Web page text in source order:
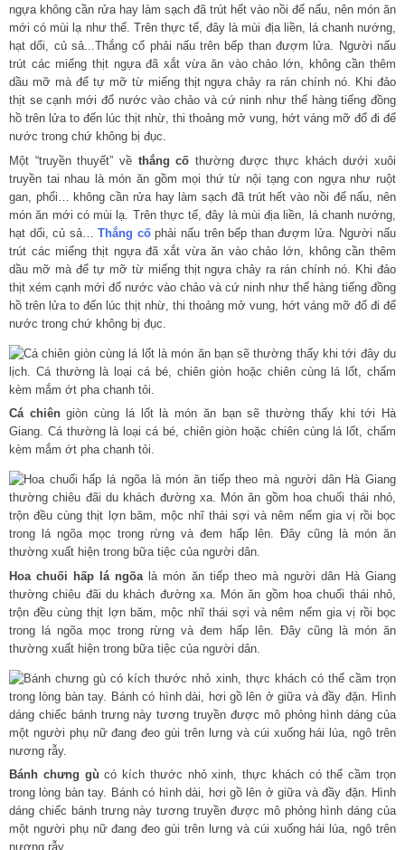
Một “truyền thuyết” vềthắng cố thường được thực khách dưới xuôi
truyền tai nhau là món ăn gồm mọi thứ từ nội tạng con ngựa như ruột
gan, phổi… không cần rửa hay làm sạch đã trút hết vào nồi để nấu, nên
món ăn mới có mùi lạ. Trên thực tế, đây là mùi địa liền, lá chanh nướng,
hạt dổi, củ sả…Thắng cốphải nấu trên bếp than đượm lửa. Người nấu
trút các miếng thịt ngựa đã xắt vừa ăn vào chảo lớn, không cần thêm
dầu mỡ mà để tự mỡ từ miếng thịt ngựa chảy ra rán chính nó. Khi đảo
thịt xém cạnh mới đổ nước vào chảo và cứ ninh như thế hàng tiếng đồng
hồ trên lửa to đến lúc thịt nhừ, thi thoảng mở vung, hớt váng mỡ đổ đi để
nước trong chứ không bị đục.
Cá chiêngiòn cùng lá lốt là món ăn bạn sẽ thường thấy khi tới Hà
Giang. Cá thường là loại cá bé, chiên giòn hoặc chiên cùng lá lốt, chấm
kèm mắm ớt pha chanh tỏi.
Hoa chuối hấp lá ngõa là món ăn tiếp theo mà người dân Hà Giang
thường chiêu đãi du khách đường xa. Món ăn gồm hoa chuối thái nhỏ,
trộn đều cùng thịt lợn băm, mộc nhĩ thái sợi và nêm nếm gia vị rồi bọc
trong lá ngõa mọc trong rừng và đem hấp lên. Đây cũng là món ăn
thường xuất hiện trong bữa tiệc của người dân.
Bánh chưng gù có kích thước nhỏ xinh, thực khách có thể cầm trọn
trong lòng bàn tay. Bánh có hình dài, hơi gồ lên ở giữa và đầy đặn. Hình
dáng chiếc bánh trưng này tương truyền được mô phỏng hình dáng của
một người phụ nữ đang đeo gùi trên lưng và cúi xuống hái lúa, ngô trên
nương rẫy.